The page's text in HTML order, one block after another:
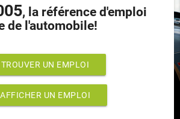
, la référence d'emploi
de l'automobile!
TROUVER UN EMPLOI
AFFICHER UN EMPLOI